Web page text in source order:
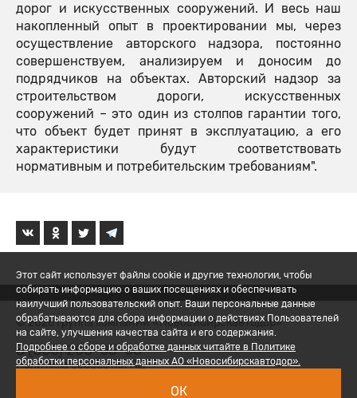
дорог и искусственных сооружений. И весь наш
накопленный опыт в проектировании мы, через
осуществление авторского надзора, постоянно
совершенствуем, анализируем и доносим до
подрядчиков на объектах. Авторский надзор за
строительством дороги, искусственных
сооружений – это один из столпов гарантии того,
что объект будет принят в эксплуатацию, а его
характеристики будут соответствовать
нормативным и потребительским требованиям".
© 2026 Группа компаний «Новосибирскавтодор»
8 (800) 200-05-06
Политика обработки ПД
Этот сайт использует файлы cookie и другие технологии, чтобы
собирать информацию о ваших посещениях и обеспечивать
наилучший пользовательский опыт. Ваши персональные данные
обрабатываются для сбора информации о действиях Пользователей
на сайте, улучшения качества сайта и его содержания.
Подробнее о сборе и обработке данных читайте в Политике
обработки персональных данных АО «Новосибирскавтодор».
ОК